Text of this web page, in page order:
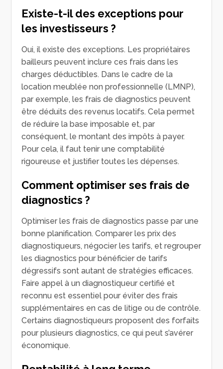
Existe-t-il des exceptions pour
les investisseurs ?
Oui, il existe des exceptions. Les propriétaires
bailleurs peuvent inclure ces frais dans les
charges déductibles. Dans le cadre de la
location meublée non professionnelle (LMNP),
par exemple, les frais de diagnostics peuvent
être déduits des revenus locatifs. Cela permet
de réduire la base imposable et, par
conséquent, le montant des impôts à payer.
Pour cela, il faut tenir une comptabilité
rigoureuse et justifier toutes les dépenses.
Comment optimiser ses frais de
diagnostics ?
Optimiser les frais de diagnostics passe par une
bonne planification. Comparer les prix des
diagnostiqueurs, négocier les tarifs, et regrouper
les diagnostics pour bénéficier de tarifs
dégressifs sont autant de stratégies efficaces.
Faire appel à un diagnostiqueur certifié et
reconnu est essentiel pour éviter des frais
supplémentaires en cas de litige ou de contrôle.
Certains diagnostiqueurs proposent des forfaits
pour plusieurs diagnostics, ce qui peut s’avérer
économique.